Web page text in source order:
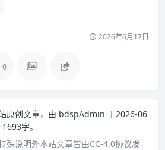
2026年6月17日
0
原创文章，由 bdspAdmin 于2026-06
字。
殊说明外本站文章皆由CC-4.0协议发